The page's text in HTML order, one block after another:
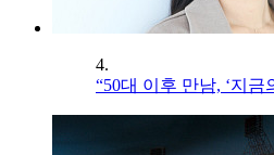
4.
“50대 이후 만남, ‘지금